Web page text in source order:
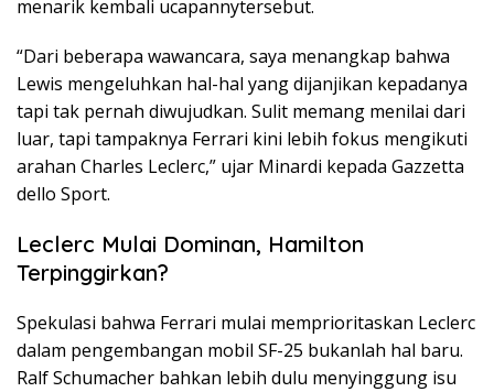
menarik kembali ucapannytersebut.
“Dari beberapa wawancara, saya menangkap bahwa
Lewis mengeluhkan hal-hal yang dijanjikan kepadanya
tapi tak pernah diwujudkan. Sulit memang menilai dari
luar, tapi tampaknya Ferrari kini lebih fokus mengikuti
arahan Charles Leclerc,” ujar Minardi kepada Gazzetta
dello Sport.
Leclerc Mulai Dominan, Hamilton
Terpinggirkan?
Spekulasi bahwa Ferrari mulai memprioritaskan Leclerc
dalam pengembangan mobil SF-25 bukanlah hal baru.
Ralf Schumacher bahkan lebih dulu menyinggung isu